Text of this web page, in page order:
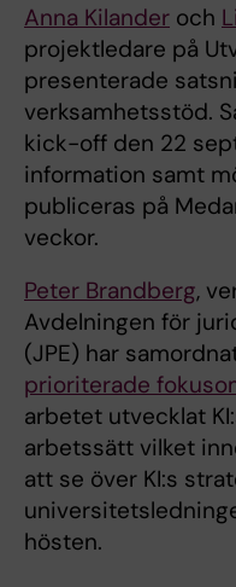
Anna Kilander och
projektledare på
presenterade
verksamhetsstöd.
kick-off den 22
information samt
publiceras på
veckor.
Peter Brandberg,
Avdelningen för
(JPE) har
prioriterade
arbetet utvecklat
arbetssätt vilket
att se över KI:s
hösten.